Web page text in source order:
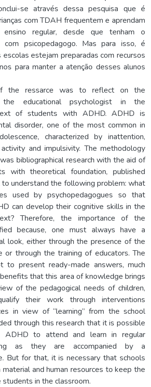
se através dessa pesquisa que é
com TDAH frequentem e aprendam
regular, desde que tenham o
com psicopedagogo. Mas para isso, é
escolas estejam preparadas com recursos
para manter a atenção desses alunos
the ressarce was to reflect on the
educational psychologist in the
of students with ADHD. ADHD is
disorder, one of the most common in
characterized by inattention,
and impulsivity. The methodology
bibliographical research with the aid of
with theoretical foundation, published
understand the following problem: what
used by psychopedagogues so that
can develop their cognitive skills in the
Therefore, the importance of the
because, one must always have a
look, either through the presence of the
or through the training of educators. The
to present ready-made answers, much
that this area of knowledge brings
of the pedagogical needs of children,
their work through interventions
in view of “learning” from the school
through this research that it is possible
ADHD to attend and learn in regular
as they are accompanied by a
But for that, it is necessary that schools
and human resources to keep the
in the classroom.